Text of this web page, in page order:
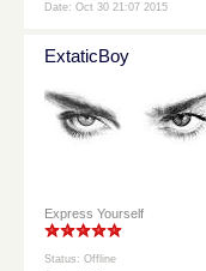
Date: Oct 30 21:07 2015
ExtaticBoy
Express Yourself
Status: Offline